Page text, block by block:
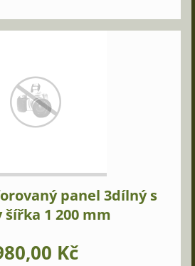
panel 3dílný s
šířka 1 200 mm
Kč